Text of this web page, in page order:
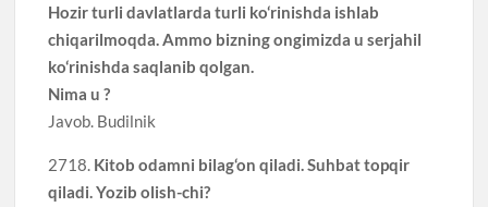
Hozir turli davlatlarda turli ko‘rinishda ishlab
chiqarilmoqda. Ammo bizning ongimizda u serjahil
ko‘rinishda saqlanib qolgan.
Nima u ?
Javob. Budilnik
2718. Kitob odamni bilag‘on qiladi. Suhbat topqir
qiladi. Yozib olish-chi?